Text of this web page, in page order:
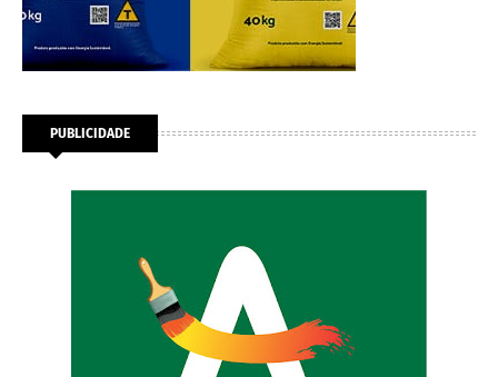
PUBLICIDADE